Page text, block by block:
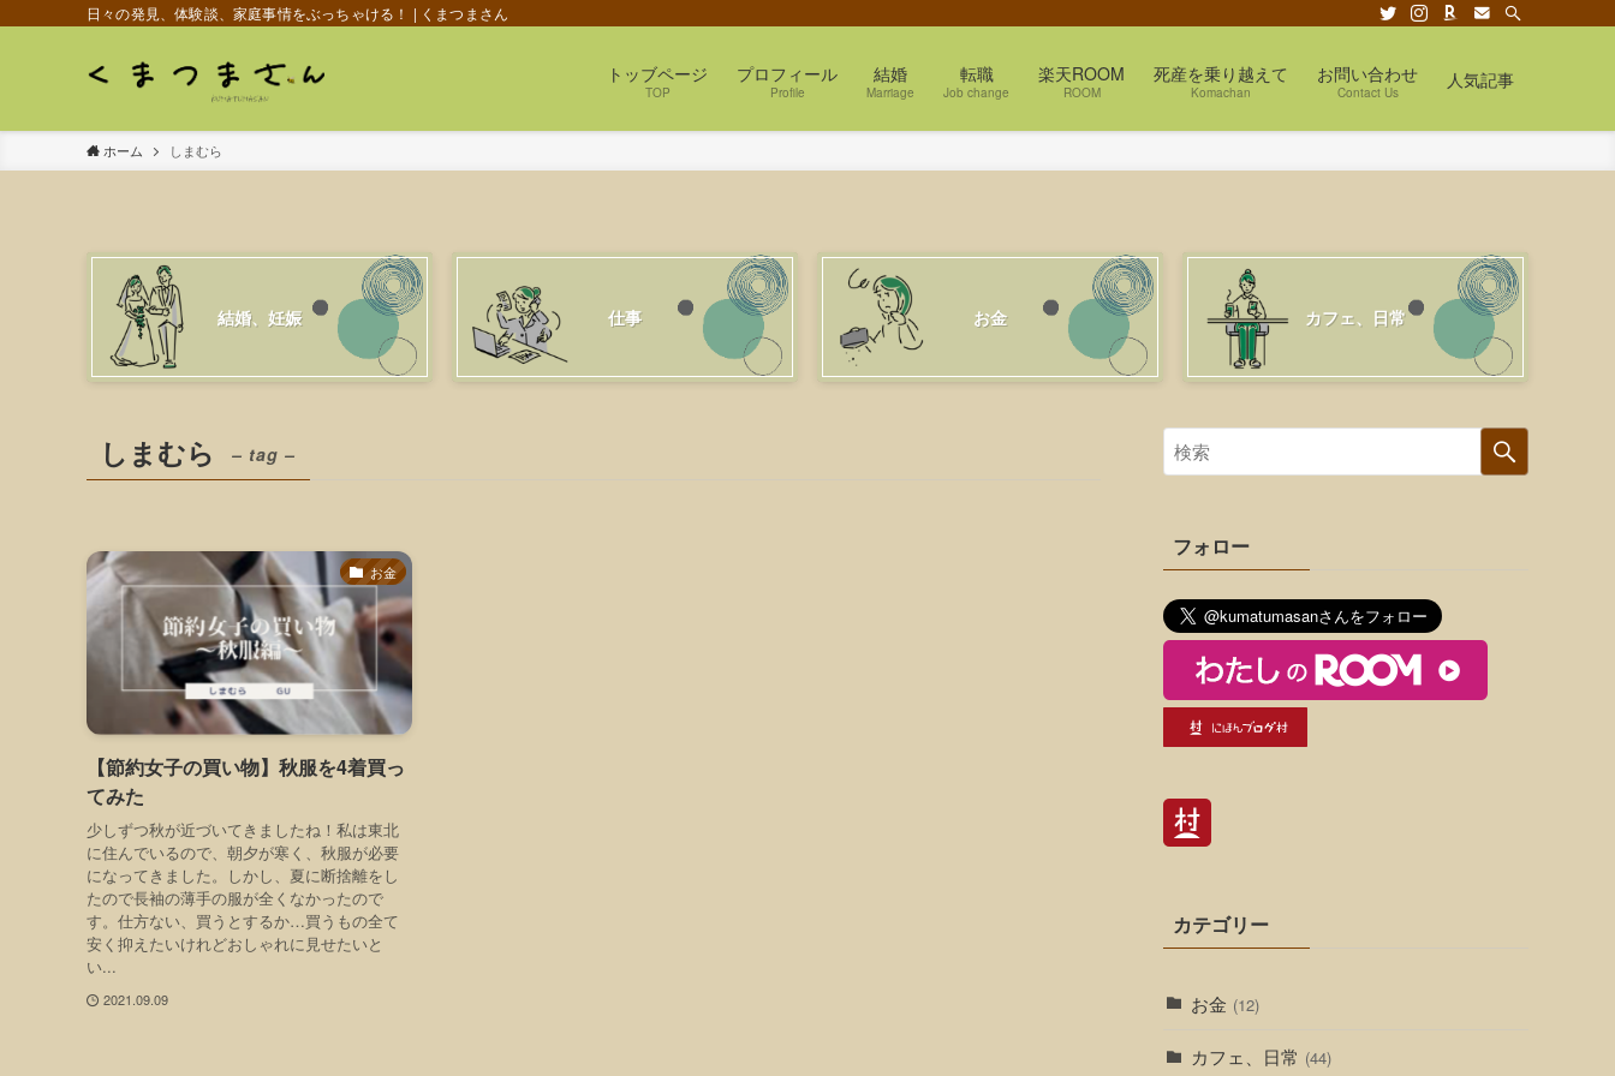
日々の発見、体験談、家庭事情をぶっちゃける！ | くまつまさん
トッブページ
TOP
プロフィール
Profile
結婚
Marriage
転職
Job change
楽天ROOM
ROOM
死産を乗り越えて
Komachan
お問い合わせ
Contact Us
人気記事
ホーム しまむら
結婚、妊娠 仕事 お金 カフェ、日常
しまむら – tag –
お金
【節約女子の買い物】秋服を4着買っ
てみた
少しずつ秋が近づいてきましたね！私は東北
に住んでいるので、朝夕が寒く、秋服が必要
になってきました。しかし、夏に断捨離をし
たので長袖の薄手の服が全くなかったので
す。仕方ない、買うとするか…買うもの全て
安く抑えたいけれどおしゃれに見せたいと
い...
2021.09.09
フォロー
カテゴリー
お金 (12)
カフェ、日常 (44)